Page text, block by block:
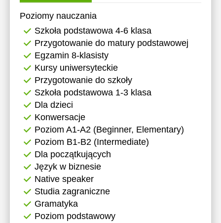
Poziomy nauczania
Szkoła podstawowa 4-6 klasa
Przygotowanie do matury podstawowej
Egzamin 8-klasisty
Kursy uniwersyteckie
Przygotowanie do szkoły
Szkoła podstawowa 1-3 klasa
Dla dzieci
Konwersacje
Poziom A1-A2 (Beginner, Elementary)
Poziom B1-B2 (Intermediate)
Dla początkujących
Język w biznesie
Native speaker
Studia zagraniczne
Gramatyka
Poziom podstawowy
16:00
16:30
17:00
17:30
18:00
18:30
19:00
16:00
16:30
17:00
17:30
18:00
19:00